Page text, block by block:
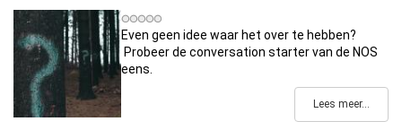
Even geen idee waar het over te hebben?
Probeer de conversation starter van de NOS
eens.
Lees meer...